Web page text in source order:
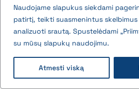
Naudojame slapukus siekdami
patirtį, teikti suasmenintus
analizuoti srautą. Spustelėdami
su mūsų slapukų naudojimu.
Atmesti viską
2025-05-26–Bulvių,
uogų kainos* Lenkijos
prekybos bazėse 2025-05-
EUR/kg (be PVM)
2025-05-26–Bulvių,